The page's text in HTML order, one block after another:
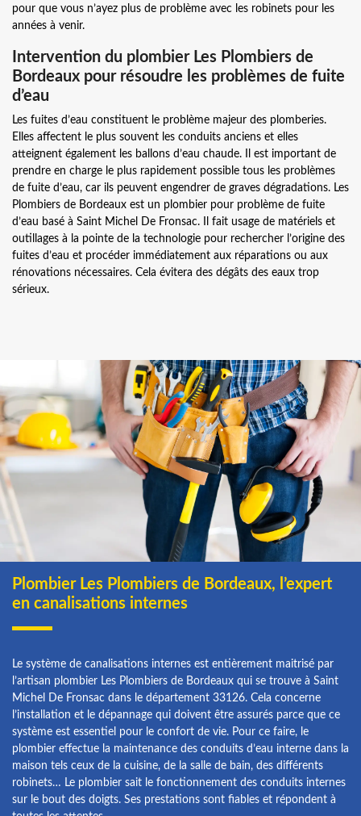
pour que vous n’ayez plus de problème avec les robinets pour les
années à venir.
Intervention du plombier Les Plombiers de
Bordeaux pour résoudre les problèmes de fuite
d’eau
Les fuites d’eau constituent le problème majeur des plomberies.
Elles affectent le plus souvent les conduits anciens et elles
atteignent également les ballons d’eau chaude. Il est important de
prendre en charge le plus rapidement possible tous les problèmes
de fuite d’eau, car ils peuvent engendrer de graves dégradations. Les
Plombiers de Bordeaux est un plombier pour problème de fuite
d’eau basé à Saint Michel De Fronsac. Il fait usage de matériels et
outillages à la pointe de la technologie pour rechercher l’origine des
fuites d’eau et procéder immédiatement aux réparations ou aux
rénovations nécessaires. Cela évitera des dégâts des eaux trop
sérieux.
Plombier Les Plombiers de Bordeaux, l’expert
en canalisations internes
Le système de canalisations internes est entièrement maitrisé par
l’artisan plombier Les Plombiers de Bordeaux qui se trouve à Saint
Michel De Fronsac dans le département 33126. Cela concerne
l’installation et le dépannage qui doivent être assurés parce que ce
système est essentiel pour le confort de vie. Pour ce faire, le
plombier effectue la maintenance des conduits d’eau interne dans la
maison tels ceux de la cuisine, de la salle de bain, des différents
robinets… Le plombier sait le fonctionnement des conduits internes
sur le bout des doigts. Ses prestations sont fiables et répondent à